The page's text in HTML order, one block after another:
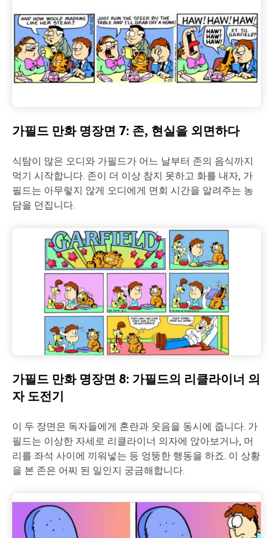
가필드 만화 명장면 7: 존, 현실을 외면하다
식탐이 많은 오디와 가필드가 어느 날부터 존의 음식까지
먹기 시작합니다. 존이 더 이상 참지 못하고 화를 내자, 가
필드는 아무렇지 않게 오디에게 면회 시간을 알려주는 농
담을 던집니다.
가필드 만화 명장면 8: 가필드의 리클라이너 의
자 도전기
이 두 장면은 독자들에게 혼란과 웃음을 동시에 줍니다. 가
필드는 이상한 자세로 리클라이너 의자에 앉아보거나, 머
리를 좌석 사이에 끼워넣는 등 엉뚱한 행동을 하죠. 이 상황
을 본 존은 어찌 된 일인지 궁금해합니다.